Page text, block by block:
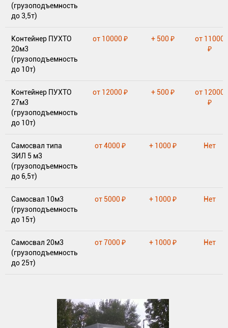
(грузоподъемность
до 3,5т)
Контейнер ПУХТО
20м3
(грузоподъемность
до 10т)
от 10000 ₽ + 500 ₽
от 11000
₽
Контейнер ПУХТО
27м3
(грузоподъемность
до 10т)
от 12000 ₽ + 500 ₽
от 12000
₽
Самосвал типа
ЗИЛ 5 м3
(грузоподъемность
до 6,5т)
от 4000 ₽ + 1000 ₽ Нет
Самосвал 10м3
(грузоподъемность
до 15т)
от 5000 ₽ + 1000 ₽ Нет
Самосвал 20м3
(грузоподъемность
до 25т)
от 7000 ₽ + 1000 ₽ Нет